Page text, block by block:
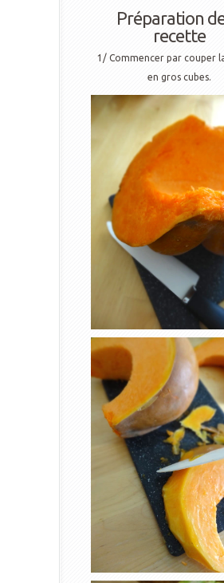
Préparation
recette
1/ Commencer par couper
en gros cubes.